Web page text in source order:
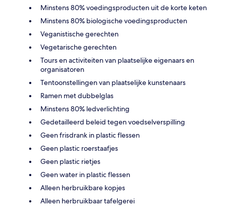
Minstens 80% voedingsproducten uit de korte keten
Minstens 80% biologische voedingsproducten
Veganistische gerechten
Vegetarische gerechten
Tours en activiteiten van plaatselijke eigenaars en
organisatoren
Tentoonstellingen van plaatselijke kunstenaars
Ramen met dubbelglas
Minstens 80% ledverlichting
Gedetailleerd beleid tegen voedselverspilling
Geen frisdrank in plastic flessen
Geen plastic roerstaafjes
Geen plastic rietjes
Geen water in plastic flessen
Alleen herbruikbare kopjes
Alleen herbruikbaar tafelgerei